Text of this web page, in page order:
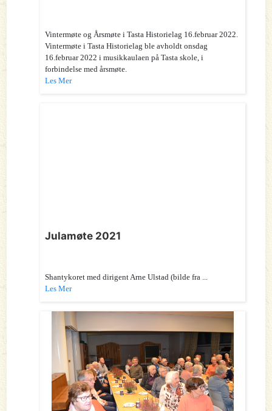
Vintermøte og Årsmøte i Tasta Historielag 16.februar 2022.
Vintermøte i Tasta Historielag ble avholdt onsdag
16.februar 2022 i musikkaulaen på Tasta skole, i
forbindelse med årsmøte.
Les Mer
Julamøte 2021
Shantykoret med dirigent Arne Ulstad (bilde fra ...
Les Mer